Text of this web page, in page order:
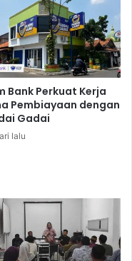
Bank Perkuat Kerja
Pembiayaan dengan
Gadai
lalu